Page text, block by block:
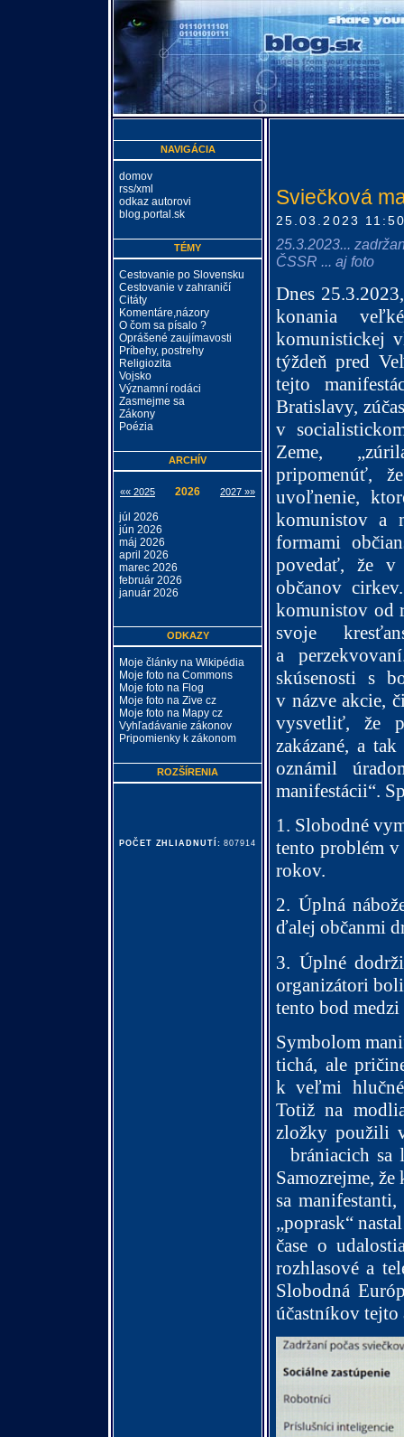
Sviečková
25.03.2023
25.3.2023...
ČSSR ... aj foto
Dnes
konania
komunistickej
týždeň pred
tejto
Bratislavy,
v
Zeme,
pripomenúť,
uvoľnenie,
komunistov a
formami
povedať, že v
občanov
komunistov od
svoje
a
skúsenosti s
v názve akcie,
vysvetliť, že
zakázané, a
oznámil
manifestácii“.
1. Slobodné
tento problém
rokov.
2. Úplná
ďalej občanmi
3. Úplné
organizátori
tento bod
Symbolom
tichá, ale
k veľmi
Totiž na
zložky použili
brániacich
Samozrejme,
sa
„poprask“
čase o
rozhlasové a
Slobodná
účastníkov tejto
NAVIGÁCIA
domov
rss/xml
odkaz autorovi
blog.portal.sk
TÉMY
Cestovanie po Slovensku
Cestovanie v zahraničí
Citáty
Komentáre,názory
O čom sa písalo ?
Oprášené zaujímavosti
Príbehy, postrehy
Religiozita
Vojsko
Významní rodáci
Zasmejme sa
Zákony
Poézia
ARCHÍV
«« 2025 2026 2027 »»
júl 2026
jún 2026
máj 2026
april 2026
marec 2026
február 2026
január 2026
ODKAZY
Moje články na Wikipédia
Moje foto na Commons
Moje foto na Flog
Moje foto na Zive cz
Moje foto na Mapy cz
Vyhľadávanie zákonov
Pripomienky k zákonom
ROZŠÍRENIA
POČET ZHLIADNUTÍ: 807914